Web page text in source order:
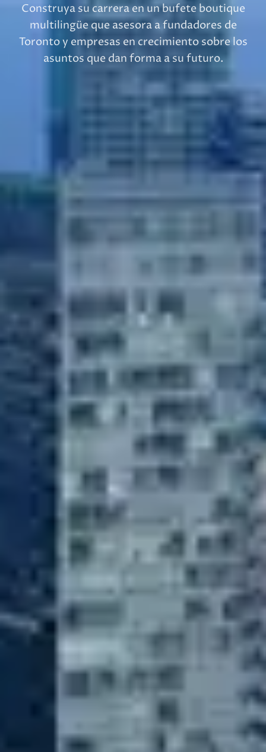
Construya su carrera en un bufete boutique
multilingüe que asesora a fundadores de
Toronto y empresas en crecimiento sobre los
asuntos que dan forma a su futuro.